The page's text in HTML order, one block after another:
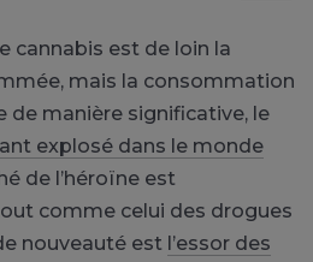
cannabis est de loin la
mais la consommation
de manière significative, le
explosé dans le monde
de l’héroïne est
comme celui des drogues
nouveauté est l’essor des